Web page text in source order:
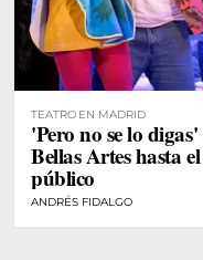
TEATRO EN MADRID
'Pero no se lo
Bellas Artes hasta
público
ANDRÉS FIDALGO